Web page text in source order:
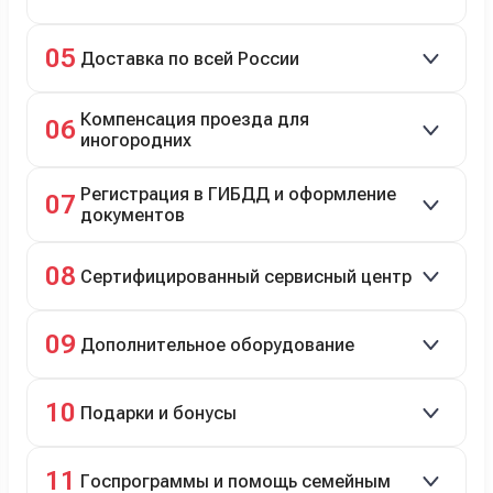
05 Доставка по всей России
06 Компенсация проезда для
иногородних
07 Регистрация в ГИБДД и оформление
документов
08 Сертифицированный сервисный центр
технический ремонт.
09 Дополнительное оборудование
10 Подарки и бонусы
программе лояльности.
11 Госпрограммы и помощь семейным